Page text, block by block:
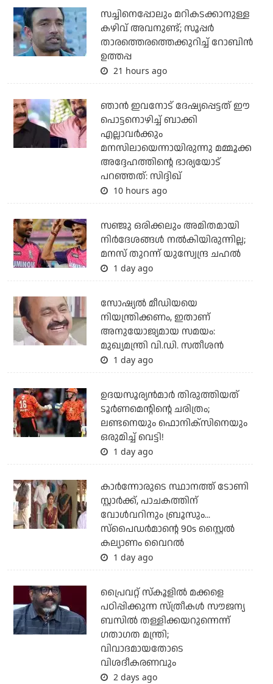
സച്ചിനെപ്പോലും മറികടക്കാനുള്ള
കഴിവ് അവനുണ്ട്; സൂപ്പര്‍
താരത്തെരത്തെക്കുറിച്ച് റോബിന്‍
ഉത്തപ്പ
21 hours ago
ഞാന്‍ ഇവനോട് ദേഷ്യപ്പെട്ടത് ഈ
പൊട്ടനൊഴിച്ച് ബാക്കി
എല്ലാവര്‍ക്കും
മനസിലായെന്നായിരുന്നു മമ്മൂക്ക
അദ്ദേഹത്തിന്റെ ഭാര്യയോട്
പറഞ്ഞത്: സിദ്ദിഖ്
10 hours ago
സഞ്ജു ഒരിക്കലും അമിതമായി
നിര്‍ദേശങ്ങള്‍ നല്‍കിയിരുന്നില്ല;
മനസ് തുറന്ന് യുസ്വേന്ദ്ര ചഹല്‍
1 day ago
സോഷ്യല്‍ മീഡിയയെ
നിയന്ത്രിക്കണം, ഇതാണ്
അനുയോജ്യമായ സമയം:
മുഖ്യമന്ത്രി വി.ഡി. സതീശന്‍
1 day ago
ഉദയസൂര്യന്‍മാര്‍ തിരുത്തിയത്
ടൂര്‍ണമെന്റിന്റെ ചരിത്രം;
ലണ്ടനെയും ഫൊനിക്‌സിനെയും
ഒരുമിച്ച് വെട്ടി!
1 day ago
കാര്‍ന്നോരുടെ സ്ഥാനത്ത് ടോണി
സ്റ്റാര്‍ക്ക്, പാചകത്തിന്
വോള്‍വറിനും ബ്രൂസും...
സ്‌പൈഡര്‍മാന്റെ 90s സ്റ്റൈല്‍
കല്യാണം വൈറല്‍
1 day ago
പ്രൈവറ്റ് സ്‌കൂളില്‍ മക്കളെ
പഠിപ്പിക്കുന്ന സ്ത്രീകള്‍ സൗജന്യ
ബസില്‍ തള്ളിക്കയറുന്നെന്ന്
ഗതാഗത മന്ത്രി;
വിവാദമായതോടെ
വിശദീകരണവും
2 days ago